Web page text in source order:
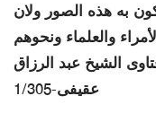
به هذه الصور ولان
والعلماء ونحوهم
الشيخ عبد الرزاق
عقيفى-1/305